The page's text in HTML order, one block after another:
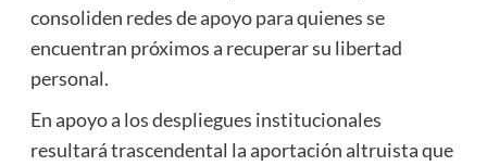
consoliden redes de apoyo para quienes se
encuentran próximos a recuperar su libertad
personal.
En apoyo a los despliegues institucionales
resultará trascendental la aportación altruista que